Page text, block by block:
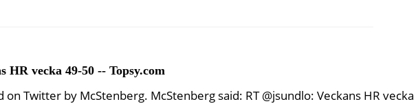
HR vecka 49-50 -- Topsy.com
Twitter by McStenberg. McStenberg said: RT @jsundlo: Veckans HR vecka